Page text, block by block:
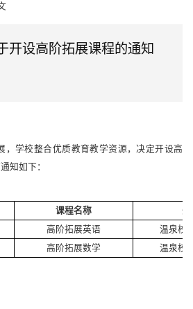
开设高阶拓展课程的通知
，学校整合优质教育教学资源，决定开设高
知如下：
课程名称
开
高阶拓展英语
温泉校
高阶拓展数学 温泉校